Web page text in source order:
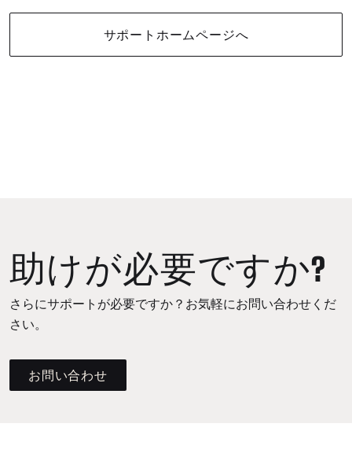
サポートホームページへ
助けが必要ですか?
さらにサポートが必要ですか？お気軽にお問い合わせくだ
さい。
お問い合わせ